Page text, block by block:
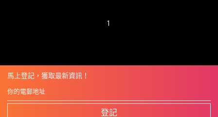
1
馬上登記，獲取最新資訊！
登記